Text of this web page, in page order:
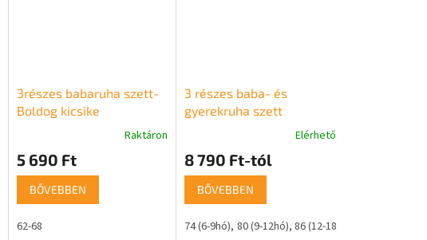
3részes babaruha szett-
Boldog kicsike
Raktáron
5 690 Ft
BŐVEBBEN
62-68
3 részes baba- és
gyerekruha szett
mellénnyel – KutyusElérhető
8 790 Ft-tól
BŐVEBBEN
74 (6-9hó) 80 (9-12hó) 86 (12-18hó)